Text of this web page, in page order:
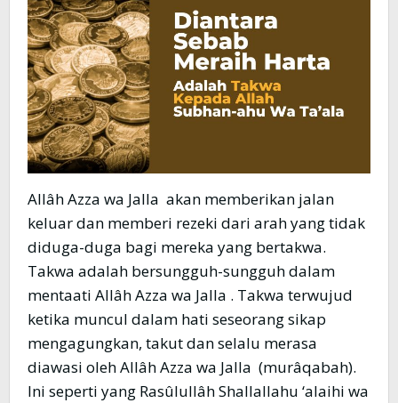
Allâh Azza wa Jalla akan memberikan jalan
keluar dan memberi rezeki dari arah yang tidak
diduga-duga bagi mereka yang bertakwa.
Takwa adalah bersungguh-sungguh dalam
mentaati Allâh Azza wa Jalla . Takwa terwujud
ketika muncul dalam hati seseorang sikap
mengagungkan, takut dan selalu merasa
diawasi oleh Allâh Azza wa Jalla (murâqabah).
Ini seperti yang Rasûlullâh Shallallahu ‘alaihi wa